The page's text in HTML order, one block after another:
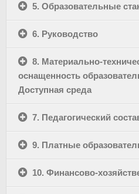
5. Образовательные
6. Руководство
8. Материально-
оснащенность
Доступная среда
7. Педагогический
9. Платные
10. Финансово-